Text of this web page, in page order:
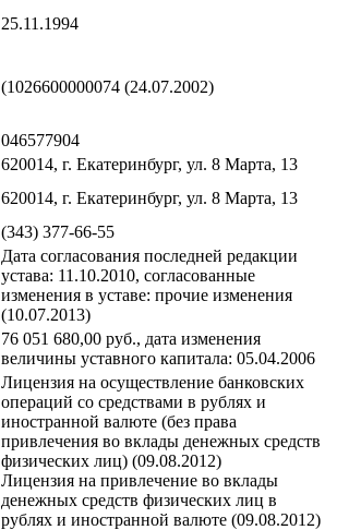
25.11.1994
(1026600000074 (24.07.2002)
046577904
620014, г. Екатеринбург, ул. 8 Марта, 13
620014, г. Екатеринбург, ул. 8 Марта, 13
(343) 377-66-55
Дата согласования последней редакции
устава: 11.10.2010, cогласованные
изменения в уставe: прочие изменения
(10.07.2013)
76 051 680,00 руб., дата изменения
величины уставного капитала: 05.04.2006
Лицензия на осуществление банковских
операций со средствами в рублях и
иностранной валюте (без права
привлечения во вклады денежных средств
физических лиц) (09.08.2012)
Лицензия на привлечение во вклады
денежных средств физических лиц в
рублях и иностранной валюте (09.08.2012)